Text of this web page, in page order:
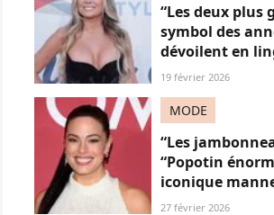
“Les deux plus
symbol des
dévoilent en
plus de 50 ans,
19 février 2026
MODE
“Les
“Popotin
iconique
victime de
27 février 2026